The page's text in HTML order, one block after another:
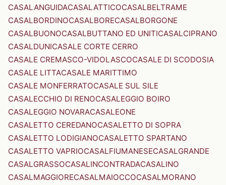
CASALANGUIDACASALATTICOCASALBELTRAME
CASALBORDINOCASALBORECASALBORGONE
CASALBUONOCASALBUTTANO ED UNITICASALCIPRANO
CASALDUNICASALE CORTE CERRO
CASALE CREMASCO-VIDOLASCOCASALE DI SCODOSIA
CASALE LITTACASALE MARITTIMO
CASALE MONFERRATOCASALE SUL SILE
CASALECCHIO DI RENOCASALEGGIO BOIRO
CASALEGGIO NOVARACASALEONE
CASALETTO CEREDANOCASALETTO DI SOPRA
CASALETTO LODIGIANOCASALETTO SPARTANO
CASALETTO VAPRIOCASALFIUMANESECASALGRANDE
CASALGRASSOCASALINCONTRADACASALINO
CASALMAGGIORECASALMAIOCCOCASALMORANO